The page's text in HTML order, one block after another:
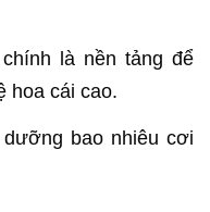
là nền tảng để
hoa cái cao.
bao nhiêu cơi